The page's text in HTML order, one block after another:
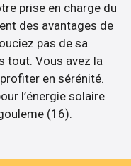
prise en charge du
des avantages de
pas de sa
tout. Vous avez la
en sérénité.
l’énergie solaire
(16).